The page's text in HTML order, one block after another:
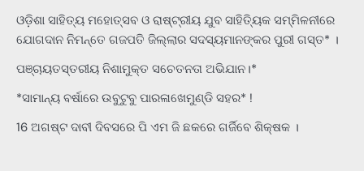
ଓଡ଼ିଶା ସାହିତ୍ୟ ମହୋତ୍ସବ ଓ ରାଷ୍ଟ୍ରୀୟ ଯୁବ ସାହିତ୍ୟିକ ସମ୍ମିଳନୀରେ
ଯୋଗଦାନ ନିମନ୍ତେ ଗଜପତି ଜିଲ୍ଲାର ସଦସ୍ୟମାନଙ୍କର ପୁରୀ ଗସ୍ତ* ।
ପଞ୍ଚାୟତସ୍ତରୀୟ ନିଶାମୁକ୍ତ ସଚେତନତା ଅଭିଯାନ।*
*ସାମାନ୍ୟ ବର୍ଷାରେ ଉବୁଟୁବୁ ପାରଳାଖେମୁଣ୍ଡି ସହର* !
16 ଅଗଷ୍ଟ ଦାବୀ ଦିବସରେ ପି ଏମ ଜି ଛକରେ ଗର୍ଜିବେ ଶିକ୍ଷକ ।